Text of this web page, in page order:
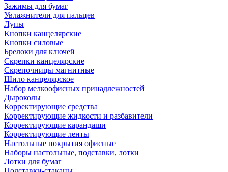
Зажимы для бумаг
Увлажнители для пальцев
Лупы
Кнопки канцелярские
Кнопки силовые
Брелоки для ключей
Скрепки канцелярские
Скрепочницы магнитные
Шило канцелярское
Набор мелкоофисных принадлежностей
Дыроколы
Корректирующие средства
Корректирующие жидкости и разбавители
Корректирующие карандаши
Корректирующие ленты
Настольные покрытия офисные
Наборы настольные, подставки, лотки
Лотки для бумаг